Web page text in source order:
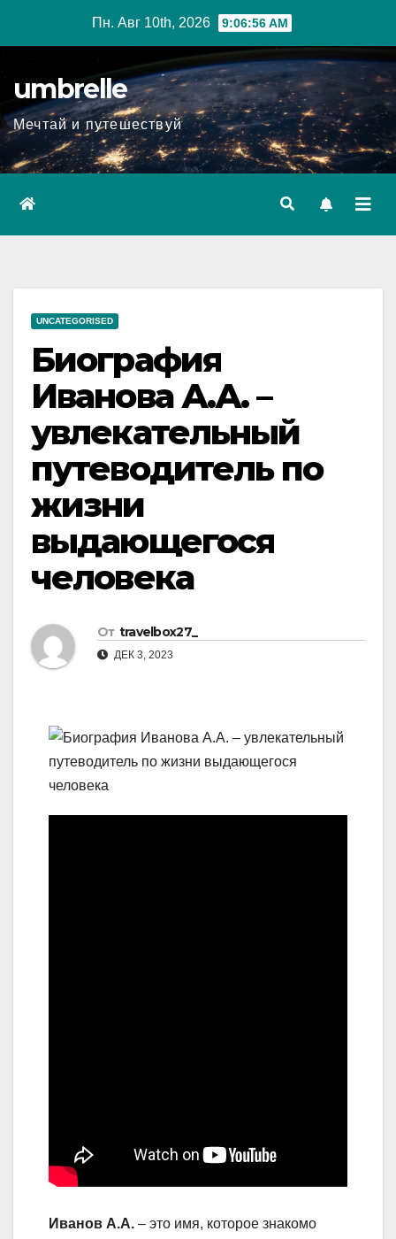
Пн. Авг 10th, 2026 9:06:57 AM
umbrelle
Мечтай и путешествуй
UNCATEGORISED
Биография
Иванова А.А. –
увлекательный
путеводитель по
жизни
выдающегося
человека
От travelbox27_
ДЕК 3, 2023
Иванов А.А. – это имя, которое знакомо